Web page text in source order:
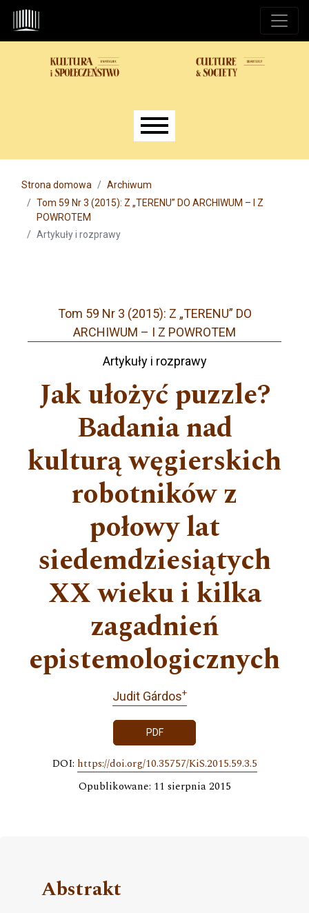
Przejdź do głównego menu
Przejdź do sekcji głównej
Przejdź do stopki
Main menu
Strona domowa
Archiwum
Tom 59 Nr 3 (2015): Z „TERENU” DO ARCHIWUM – I Z
POWROTEM
Artykuły i rozprawy
Tom 59 Nr 3 (2015): Z „TERENU” DO
ARCHIWUM – I Z POWROTEM
Artykuły i rozprawy
Jak ułożyć puzzle?
Badania nad
kulturą węgierskich
robotników z
połowy lat
siedemdziesiątych
XX wieku i kilka
zagadnień
epistemologicznych
Judit Gárdos+
PDF
DOI: https://doi.org/10.35757/KiS.2015.59.3.5
Opublikowane: 11 sierpnia 2015
Abstrakt